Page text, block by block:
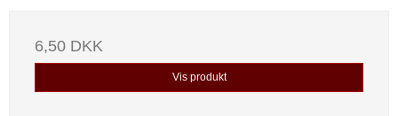
6,50 DKK
Vis produkt